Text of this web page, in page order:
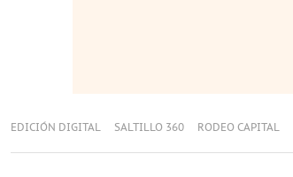
EDICIÓN DIGITAL SALTILLO 360 RODEO CAPITAL